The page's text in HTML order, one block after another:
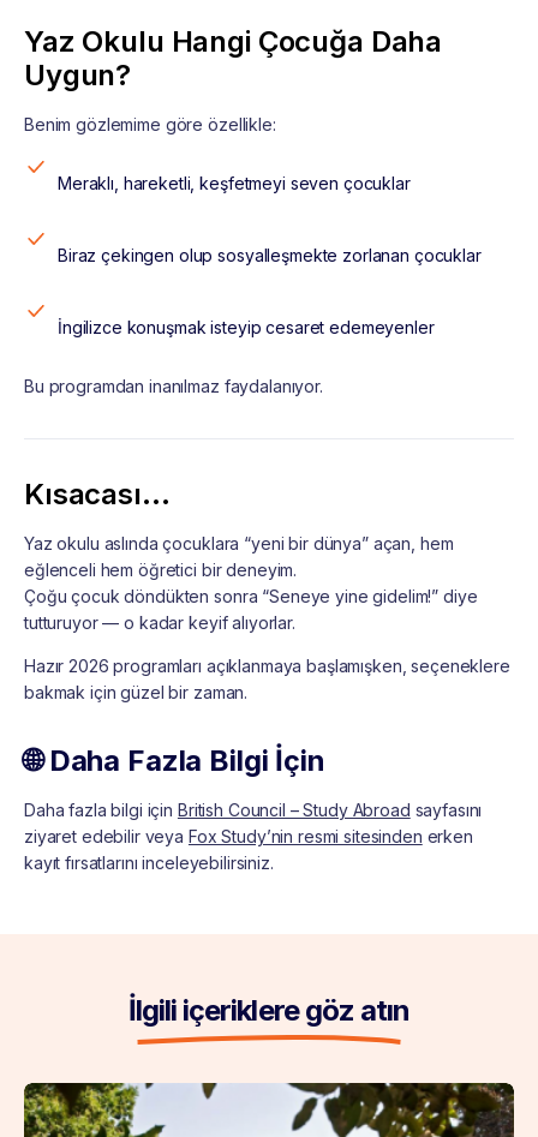
Yaz Okulu Hangi Çocuğa Daha
Uygun?
Benim gözlemime göre özellikle:
Meraklı, hareketli, keşfetmeyi seven çocuklar
Biraz çekingen olup sosyalleşmekte zorlanan çocuklar
İngilizce konuşmak isteyip cesaret edemeyenler
Bu programdan inanılmaz faydalanıyor.
Kısacası…
Yaz okulu aslında çocuklara “yeni bir dünya” açan, hem
eğlenceli hem öğretici bir deneyim.
Çoğu çocuk döndükten sonra “Seneye yine gidelim!” diye
tutturuyor — o kadar keyif alıyorlar.
Hazır 2026 programları açıklanmaya başlamışken, seçeneklere
bakmak için güzel bir zaman.
🌐 Daha Fazla Bilgi İçin
Daha fazla bilgi için British Council – Study Abroad sayfasını
ziyaret edebilir veya Fox Study’nin resmi sitesinden erken
kayıt fırsatlarını inceleyebilirsiniz.
İlgili içeriklere göz atın